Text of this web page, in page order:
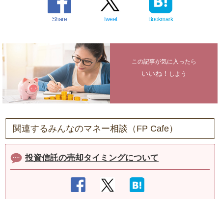
Share Tweet Bookmark
この記事が気に入ったら
いいね！ しよう
関連するみんなのマネー相談（FP Cafe）
投資信託の売却タイミングについて